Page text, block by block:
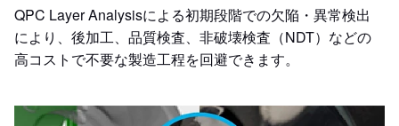
QPC Layer Analysisによる初期段階での欠陥・異常検出
により、後加工、品質検査、非破壊検査（NDT）などの
高コストで不要な製造工程を回避できます。